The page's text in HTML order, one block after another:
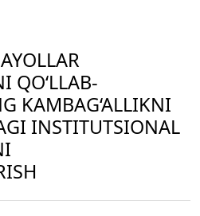
QO‘LLAB-
KAMBAG‘ALLIKNI
INSTITUTSIONAL